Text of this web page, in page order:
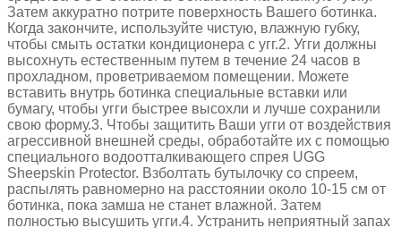
Затем аккуратно потрите поверхность Вашего ботинка.
Когда закончите, используйте чистую, влажную губку,
чтобы смыть остатки кондиционера с угг.2. Угги должны
высохнуть естественным путем в течение 24 часов в
прохладном, проветриваемом помещении. Можете
вставить внутрь ботинка специальные вставки или
бумагу, чтобы угги быстрее высохли и лучше сохранили
свою форму.3. Чтобы защитить Ваши угги от воздействия
агрессивной внешней среды, обработайте их с помощью
специального водоотталкивающего спрея UGG
Sheepskin Protector. Взболтать бутылочку со спреем,
распылять равномерно на расстоянии около 10-15 см от
ботинка, пока замша не станет влажной. Затем
полностью высушить угги.4. Устранить неприятный запах